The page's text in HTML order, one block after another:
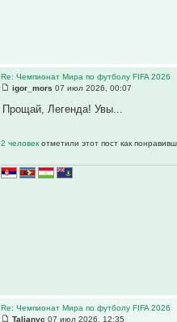
Re: Чемпионат Мира по футболу FIFA 2026
igor_mors 07 июл 2026, 00:07
Прощай, Легенда! Увы...
2 человекотметили этот пост как
Re: Чемпионат Мира по футболу FIFA 2026
Talianyc 07 июл 2026, 12:35